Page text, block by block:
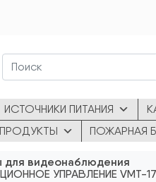
ИСТОЧНИКИ ПИТАНИЯ
ПОЖАРНАЯ
для видеонаблюдения
УПРАВЛЕНИЕ VMT-